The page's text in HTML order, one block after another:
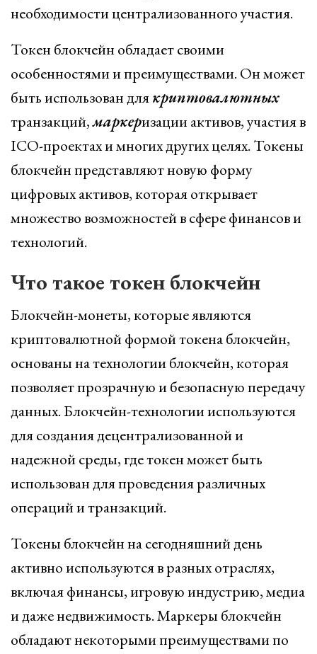
необходимости централизованного участия.
Токен блокчейн обладает своими
особенностями и преимуществами. Он может
быть использован длякриптовалютных
транзакций,маркеризации активов, участия в
ICO-проектах и многих других целях. Токены
блокчейн представляют новую форму
цифровых активов, которая открывает
множество возможностей в сфере финансов и
технологий.
Что такое токен блокчейн
Блокчейн-монеты, которые являются
криптовалютной формой токена блокчейн,
основаны на технологии блокчейн, которая
позволяет прозрачную и безопасную передачу
данных. Блокчейн-технологии используются
для создания децентрализованной и
надежной среды, где токен может быть
использован для проведения различных
операций и транзакций.
Токены блокчейн на сегодняшний день
активно используются в разных отраслях,
включая финансы, игровую индустрию, медиа
и даже недвижимость. Маркеры блокчейн
обладают некоторыми преимуществами по